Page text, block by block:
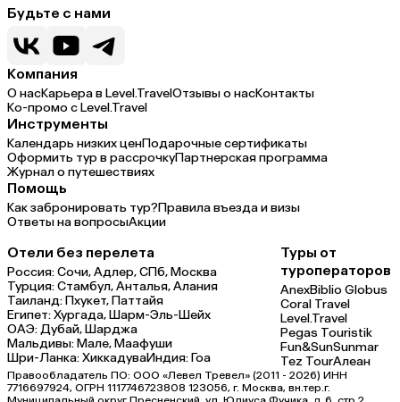
Будьте с нами
Компания
О насКарьера в Level.TravelОтзывы о насКонтакты
Ко-промо с Level.Travel
Инструменты
Календарь низких ценПодарочные сертификаты
Оформить тур в рассрочкуПартнерская программа
Журнал о путешествиях
Помощь
Как забронировать тур?Правила въезда и визы
Ответы на вопросыАкции
Отели без перелета
Россия:Сочи,Адлер,СПб,Москва
Турция:Стамбул,Анталья,Алания
Таиланд:Пхукет,Паттайя
Египет:Хургада,Шарм-Эль-Шейх
ОАЭ:Дубай,Шарджа
Мальдивы:Мале,Маафуши
Шри-Ланка:ХиккадуваИндия:Гоа
Туры от
туроператоров
AnexBiblio Globus
Coral Travel
Level.Travel
Pegas Touristik
Fun&SunSunmar
Tez TourАлеан
Правообладатель ПО: ООО «Левел Тревел» (2011 - 2026) ИНН
7716697924, ОГРН 1117746723808 123056, г. Москва, вн.тер.г.